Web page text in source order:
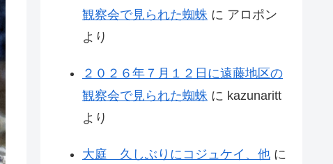
観察会で見られた蜘蛛 に アロポン
より
２０２６年７月１２日に遠藤地区の
観察会で見られた蜘蛛 に kazunaritt
より
大庭 久しぶりにコジュケイ、他 に